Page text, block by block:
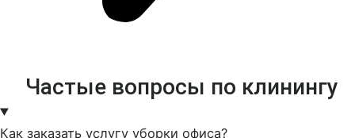
Частые вопросы по клинингу
Как заказать услугу уборки офиса?